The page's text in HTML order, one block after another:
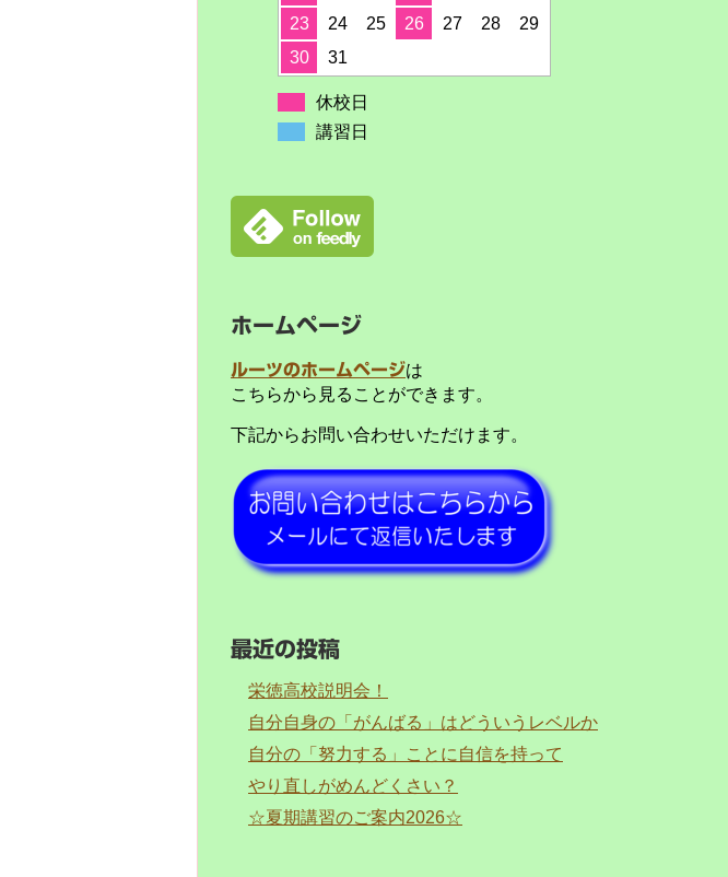
23
24 25 26 27 28
29
30
31
休校日
講習日
ホームページ
ルーツのホームページは
こちらから見ることができます。
下記からお問い合わせいただけます。
最近の投稿
栄徳高校説明会！
自分自身の「がんばる」はどういうレベルか
自分の「努力する」ことに自信を持って
やり直しがめんどくさい？
☆夏期講習のご案内2026☆